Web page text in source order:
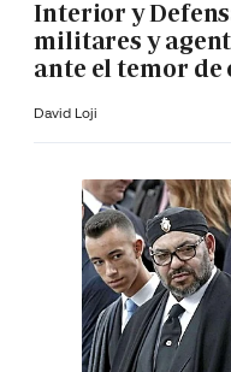
Interior y
militares y
ante el temor
David Loji